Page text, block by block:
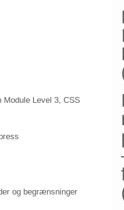
Module Level 3, CSS
og begrænsninger